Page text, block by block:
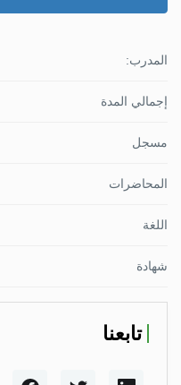
المدرب:
إجمالي المدة
مسجل
المحاضرات
اللغة
شهادة
تابعنا